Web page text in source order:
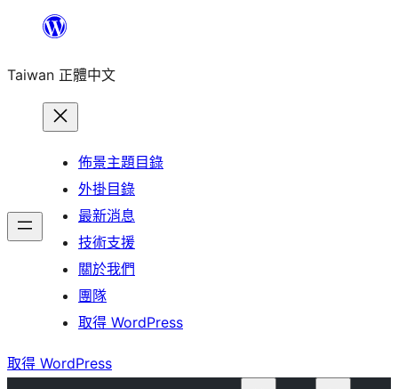
主
Taiwan 正體中文
佈景主題目錄
外掛目錄
最新消息
技術支援
關於我們
團隊
取得 WordPress
取得 WordPress